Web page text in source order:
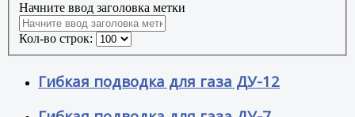
Начните ввод заголовка метки
Кол-во строк:
Гибкая подводка для газа ДУ-12